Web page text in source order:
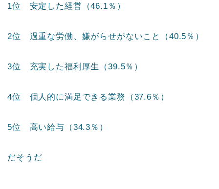
1位 安定した経営（46.1％）
2位 過重な労働、嫌がらせがないこと（40.5％）
3位 充実した福利厚生（39.5％）
4位 個人的に満足できる業務（37.6％）
5位 高い給与（34.3％）
だそうだ